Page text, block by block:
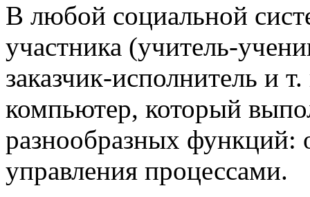
В любой социальной
участника (учитель-
заказчик-исполнитель и
компьютер, который
разнообразных функций:
управления процессами.